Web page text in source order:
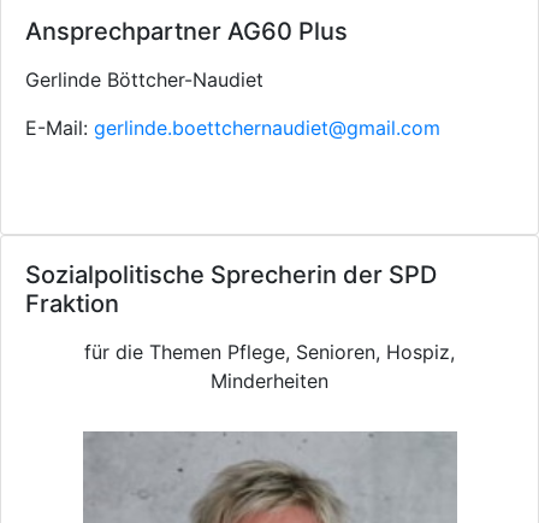
Ansprechpartner AG60 Plus
Gerlinde Böttcher-Naudiet
E-Mail: gerlinde.boettchernaudiet@gmail.com
Sozialpolitische Sprecherin der SPD
Fraktion
für die Themen Pflege, Senioren, Hospiz,
Minderheiten